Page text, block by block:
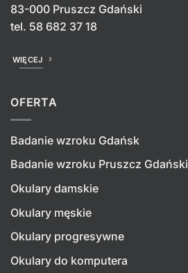
83-000 Pruszcz Gdański
tel. 58 682 37 18
WIĘCEJ
OFERTA
Badanie wzroku Gdańsk
Badanie wzroku Pruszcz Gdański
Okulary damskie
Okulary męskie
Okulary progresywne
Okulary do komputera